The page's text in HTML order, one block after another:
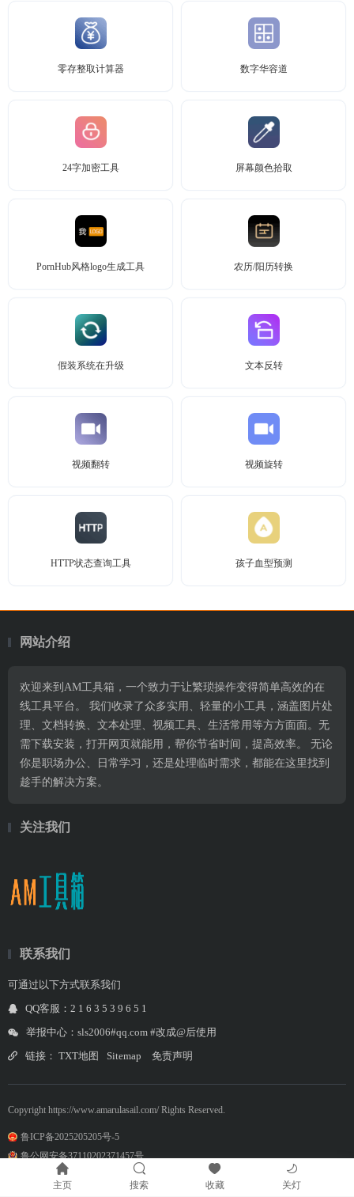
零存整取计算器 数字华容道
24字加密工具 屏幕颜色拾取
PornHub风格logo生成工具 农历/阳历转换
假装系统在升级 文本反转
视频翻转 视频旋转
HTTP状态查询工具 孩子血型预测
网站介绍
欢迎来到AM工具箱，一个致力于让繁琐操作变得简单高效的在
线工具平台。 我们收录了众多实用、轻量的小工具，涵盖图片处
理、文档转换、文本处理、视频工具、生活常用等方方面面。无
需下载安装，打开网页就能用，帮你节省时间，提高效率。 无论
你是职场办公、日常学习，还是处理临时需求，都能在这里找到
趁手的解决方案。
关注我们
联系我们
可通过以下方式联系我们
QQ客服：2 1 6 3 5 3 9 6 5 1
举报中心：sls2006#qq.com #改成@后使用
链接： TXT地图 Sitemap 免责声明
Copyright https://www.amarulasail.com/ Rights Reserved.
鲁ICP备2025205205号-5
鲁公网安备37110202371457号
主页 搜索 收藏 关灯